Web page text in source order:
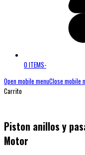
0 ITEMS-
Open mobile menuClose mobile
Carrito
Piston anillos y
Motor